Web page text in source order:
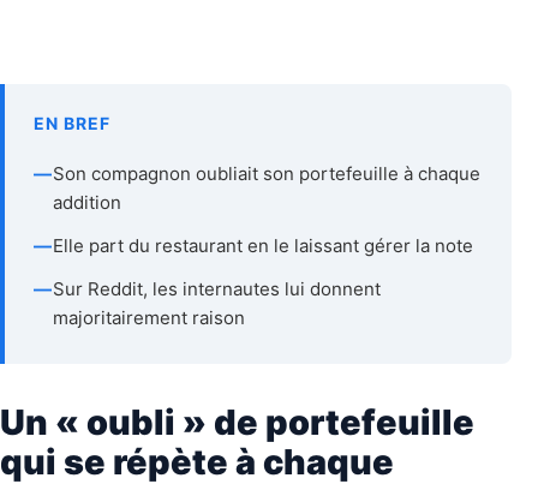
EN BREF
—Son compagnon oubliait son portefeuille à chaque
addition
—Elle part du restaurant en le laissant gérer la note
—Sur Reddit, les internautes lui donnent
majoritairement raison
Un « oubli » de portefeuille
qui se répète à chaque